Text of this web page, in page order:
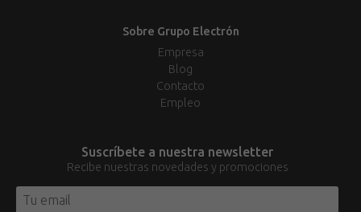
Sobre Grupo Electrón
Empresa
Blog
Contacto
Empleo
Suscríbete a nuestra newsletter
Recibe nuestras novedades y promociones